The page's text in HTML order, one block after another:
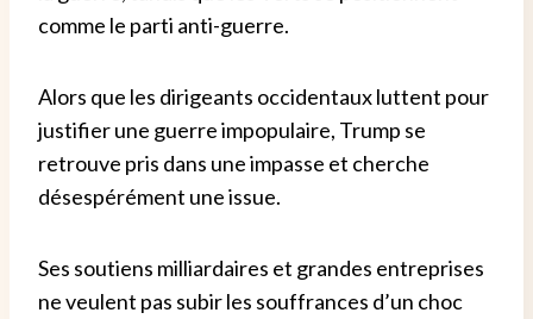
comme le parti anti-guerre.
Alors que les dirigeants occidentaux luttent pour
justifier une guerre impopulaire, Trump se
retrouve pris dans une impasse et cherche
désespérément une issue.
Ses soutiens milliardaires et grandes entreprises
ne veulent pas subir les souffrances d’un choc